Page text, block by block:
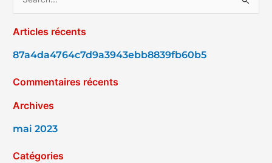
c
h
r
c
e
Articles récents
87a4da4764c7d9a3943ebb8839fb60b5
Commentaires récents
Archives
mai 2023
Catégories